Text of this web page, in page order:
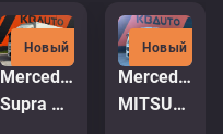
Новый
Mercedes-Benz Antos 2543 6x2*4
Supra Mt / box L=8520 mm
Новый
Mercedes-Benz Antos 2532 6x2*4
MITSUBISHI TU85SA / BOX L=8539 mm